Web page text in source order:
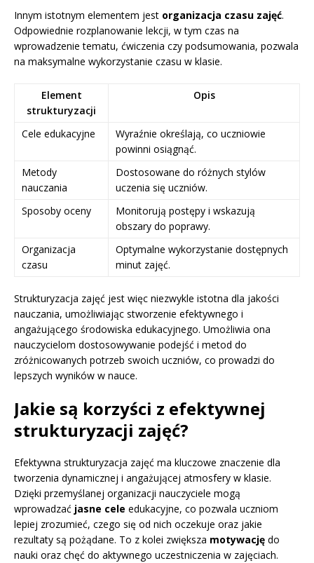
Innym istotnym elementem jest organizacja czasu zajęć.
Odpowiednie rozplanowanie lekcji, w tym czas na
wprowadzenie tematu, ćwiczenia czy podsumowania, pozwala
na maksymalne wykorzystanie czasu w klasie.
Element
strukturyzacji
Opis
Cele edukacyjne
Wyraźnie określają, co uczniowie
powinni osiągnąć.
Metody
nauczania
Dostosowane do różnych stylów
uczenia się uczniów.
Sposoby oceny
Monitorują postępy i wskazują
obszary do poprawy.
Organizacja
czasu
Optymalne wykorzystanie dostępnych
minut zajęć.
Strukturyzacja zajęć jest więc niezwykle istotna dla jakości
nauczania, umożliwiając stworzenie efektywnego i
angażującego środowiska edukacyjnego. Umożliwia ona
nauczycielom dostosowywanie podejść i metod do
zróżnicowanych potrzeb swoich uczniów, co prowadzi do
lepszych wyników w nauce.
Jakie są korzyści z efektywnej
strukturyzacji zajęć?
Efektywna strukturyzacja zajęć ma kluczowe znaczenie dla
tworzenia dynamicznej i angażującej atmosfery w klasie.
Dzięki przemyślanej organizacji nauczyciele mogą
wprowadzać jasne cele edukacyjne, co pozwala uczniom
lepiej zrozumieć, czego się od nich oczekuje oraz jakie
rezultaty są pożądane. To z kolei zwiększa motywację do
nauki oraz chęć do aktywnego uczestniczenia w zajęciach.